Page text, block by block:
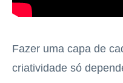
Fazer uma capa de
criatividade só